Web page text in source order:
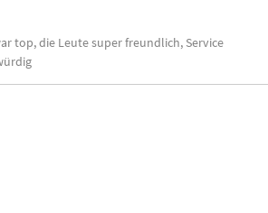
top, die Leute super freundlich, Service